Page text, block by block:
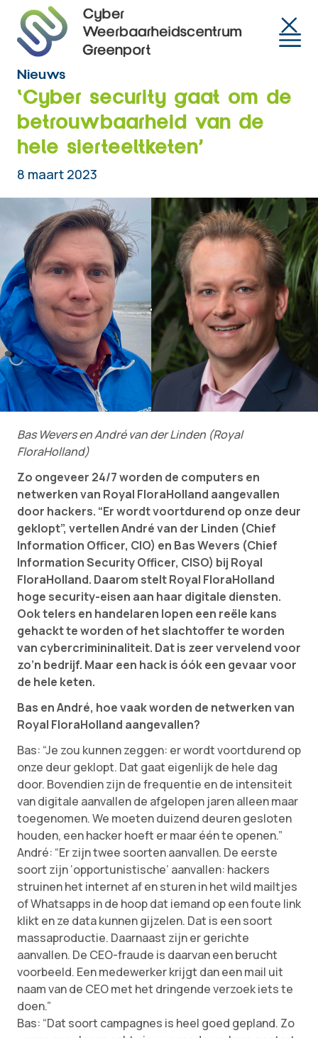
Nieuws
‘Cyber security gaat om de
betrouwbaarheid van de
hele sierteeltketen’
8 maart 2023
Bas Wevers en André van der Linden (Royal
FloraHolland)
Zo ongeveer 24/7 worden de computers en
netwerken van Royal FloraHolland aangevallen
door hackers. “Er wordt voortdurend op onze deur
geklopt”, vertellen André van der Linden (Chief
Information Officer, CIO) en Bas Wevers (Chief
Information Security Officer, CISO) bij Royal
FloraHolland. Daarom stelt Royal FloraHolland
hoge security-eisen aan haar digitale diensten.
Ook telers en handelaren lopen een reële kans
gehackt te worden of het slachtoffer te worden
van cybercrimininaliteit. Dat is zeer vervelend voor
zo’n bedrijf. Maar een hack is óók een gevaar voor
de hele keten.
Bas en André, hoe vaak worden de netwerken van
Royal FloraHolland aangevallen?
Bas: “Je zou kunnen zeggen: er wordt voortdurend op
onze deur geklopt. Dat gaat eigenlijk de hele dag
door. Bovendien zijn de frequentie en de intensiteit
van digitale aanvallen de afgelopen jaren alleen maar
toegenomen. We moeten duizend deuren gesloten
houden, een hacker hoeft er maar één te openen.”
André: “Er zijn twee soorten aanvallen. De eerste
soort zijn ‘opportunistische’ aanvallen: hackers
struinen het internet af en sturen in het wild mailtjes
of Whatsapps in de hoop dat iemand op een foute link
klikt en ze data kunnen gijzelen. Dat is een soort
massaproductie. Daarnaast zijn er gerichte
aanvallen. De CEO-fraude is daarvan een berucht
voorbeeld. Een medewerker krijgt dan een mail uit
naam van de CEO met het dringende verzoek iets te
doen.”
Bas: “Dat soort campagnes is heel goed gepland. Zo